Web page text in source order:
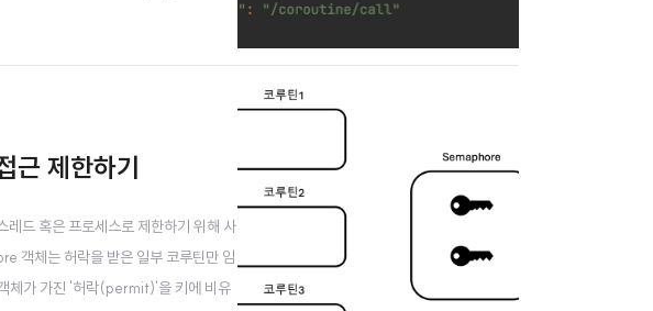
근 제한하기
드 혹은 프로세스로 제한하기 위해 사
객체는 허락을 받은 일부 코루틴만 임
체가 가진 '허락(permit)'을 키에 비유